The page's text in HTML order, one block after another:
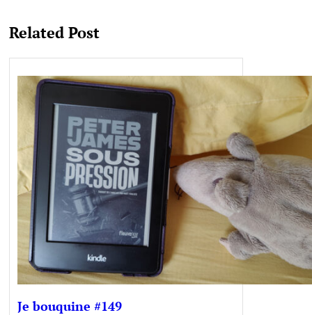
Related Post
Je bouquine #149